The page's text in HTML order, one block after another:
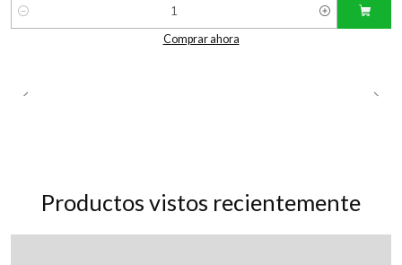
Cantidad
Comprar ahora
Productos vistos recientemente